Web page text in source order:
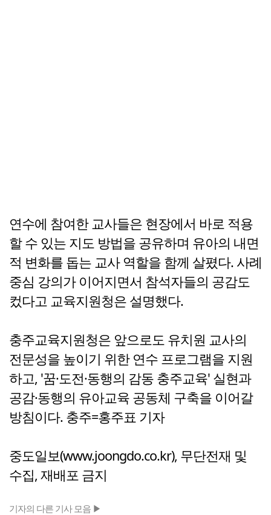
연수에 참여한 교사들은 현장에서 바로 적용
할 수 있는 지도 방법을 공유하며 유아의 내면
적 변화를 돕는 교사 역할을 함께 살폈다. 사례
중심 강의가 이어지면서 참석자들의 공감도
컸다고 교육지원청은 설명했다.
충주교육지원청은 앞으로도 유치원 교사의
전문성을 높이기 위한 연수 프로그램을 지원
하고, '꿈·도전·동행의 감동 충주교육' 실현과
공감·동행의 유아교육 공동체 구축을 이어갈
방침이다. 충주=홍주표 기자
중도일보(www.joongdo.co.kr), 무단전재 및
수집, 재배포 금지
기자의 다른 기사 모음 ▶